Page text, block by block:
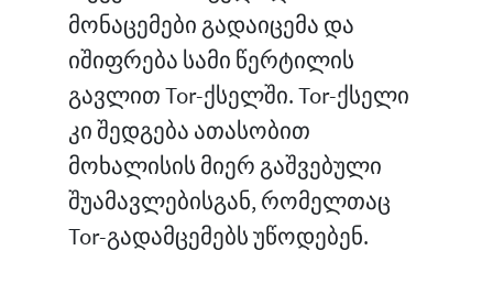
მონაცემები გადაიცემა და
იშიფრება სამი წერტილის
გავლით Tor-ქსელში. Tor-ქსელი
კი შედგება ათასობით
მოხალისის მიერ გაშვებული
შუამავლებისგან, რომელთაც
Tor-გადამცემებს უწოდებენ.